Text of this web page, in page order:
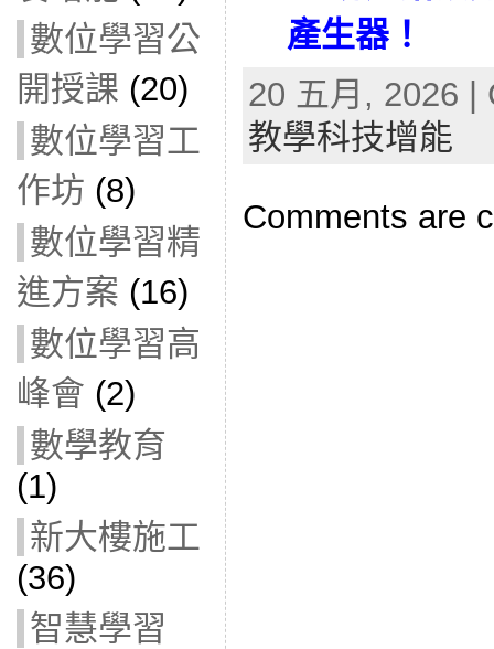
數位學習公
開授課 (20)
數位學習工
作坊 (8)
數位學習精
進方案 (16)
數位學習高
峰會 (2)
數學教育
(1)
新大樓施工
(36)
智慧學習
產生器！
20 五月, 2026
教學科技增能
Comments are